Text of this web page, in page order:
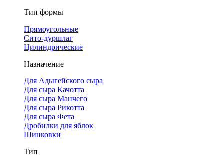
Тип формы
Прямоугольные
Сито-дуршлаг
Цилиндрические
Назначение
Для Адыгейского сыра
Для сыра Качотта
Для сыра Манчего
Для сыра Рикотта
Для сыра Фета
Дробилки для яблок
Шинковки
Тип